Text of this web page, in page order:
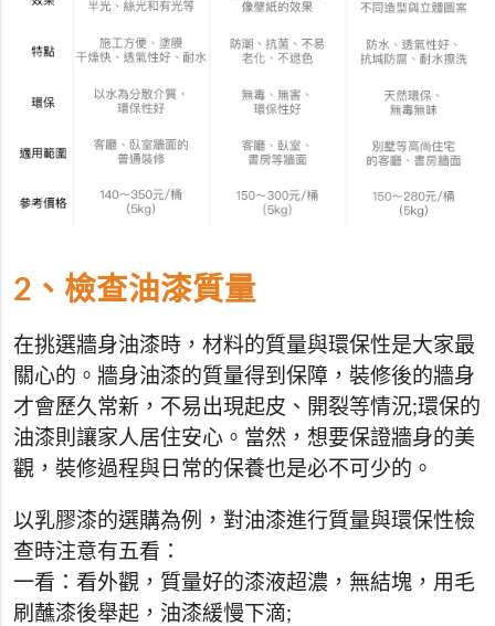
2、檢查油漆質量
在挑選牆身油漆時，材料的質量與環保性是大家最
關心的。牆身油漆的質量得到保障，裝修後的牆身
才會歷久常新，不易出現起皮、開裂等情況;環保的
油漆則讓家人居住安心。當然，想要保證牆身的美
觀，裝修過程與日常的保養也是必不可少的。
以乳膠漆的選購為例，對油漆進行質量與環保性檢
查時注意有五看：
一看：看外觀，質量好的漆液超濃，無結塊，用毛
刷蘸漆後舉起，油漆緩慢下滴;